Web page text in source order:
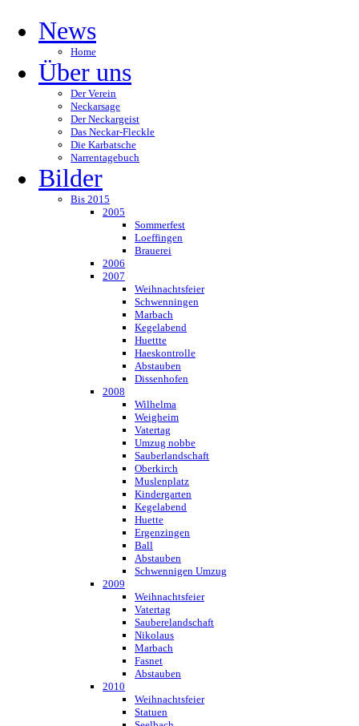
News
Home
Über uns
Der Verein
Neckarsage
Der Neckargeist
Das Neckar-Fleckle
Die Karbatsche
Narrentagebuch
Bilder
Bis 2015
2005
Sommerfest
Loeffingen
Brauerei
2006
2007
Weihnachtsfeier
Schwenningen
Marbach
Kegelabend
Huettte
Haeskontrolle
Abstauben
Dissenhofen
2008
Wilhelma
Weigheim
Vatertag
Umzug nobbe
Sauberlandschaft
Oberkirch
Muslenplatz
Kindergarten
Kegelabend
Huette
Ergenzingen
Ball
Abstauben
Schwennigen Umzug
2009
Weihnachtsfeier
Vatertag
Sauberelandschaft
Nikolaus
Marbach
Fasnet
Abstauben
2010
Weihnachtsfeier
Statuen